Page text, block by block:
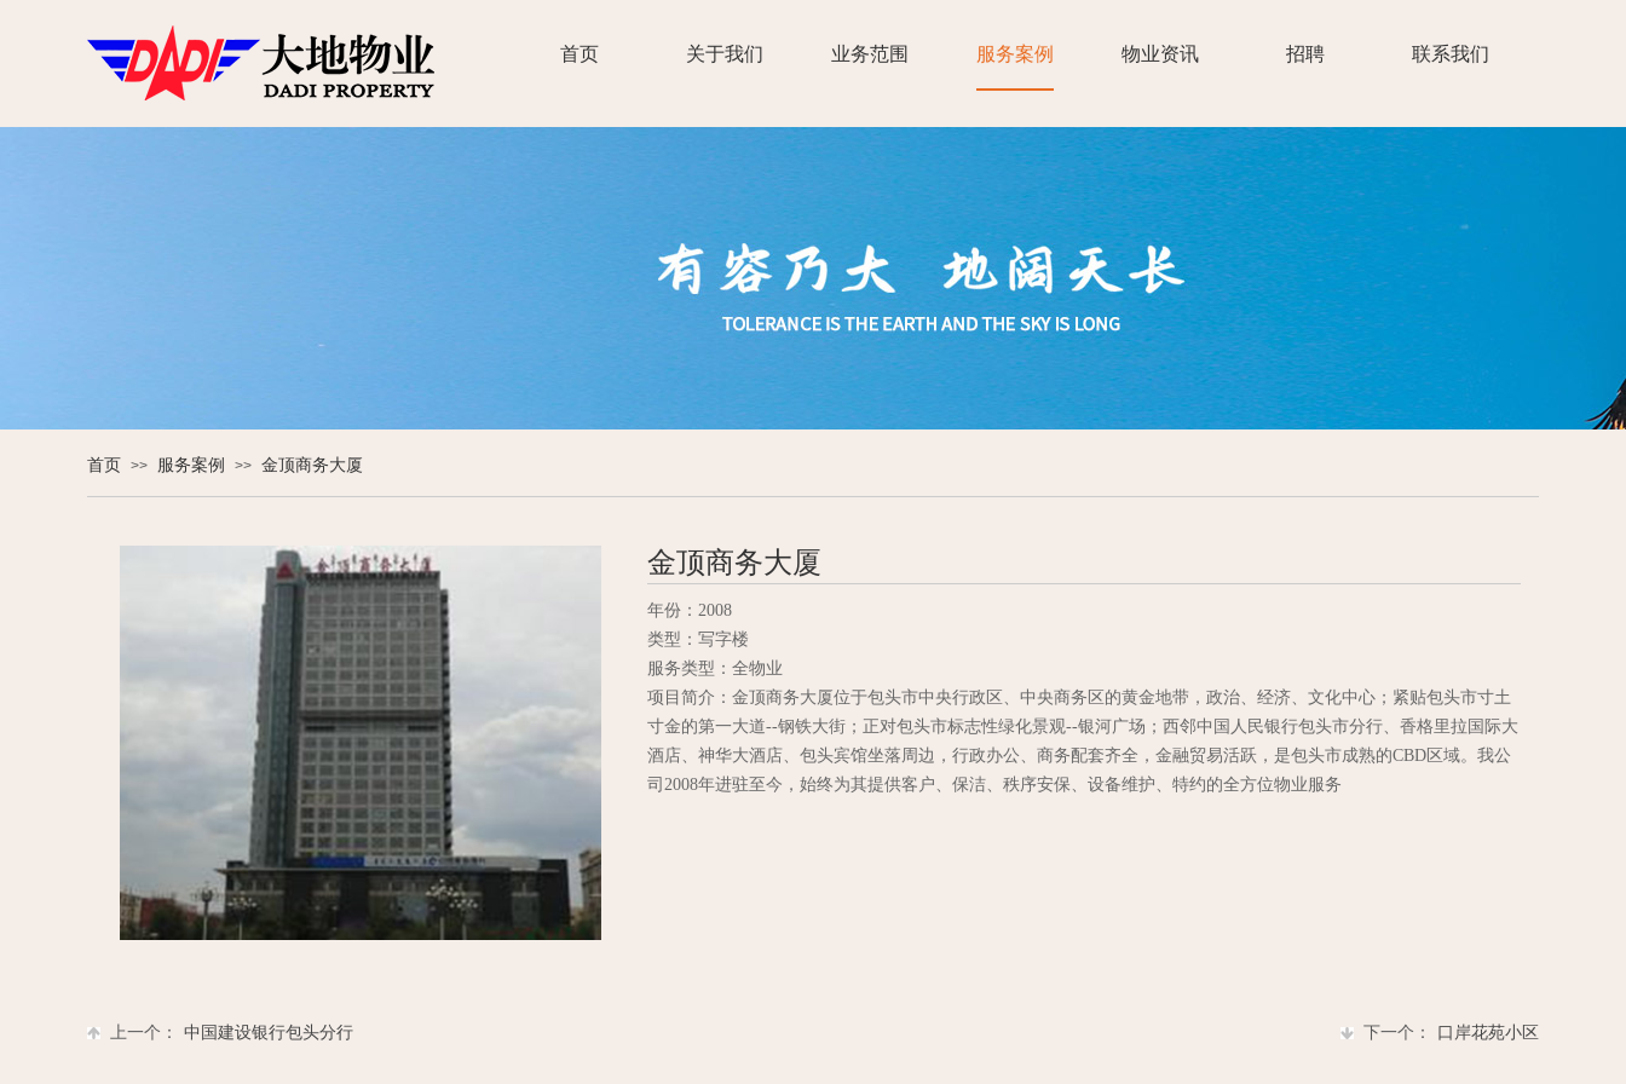
首页 关于我们 业务范围 服务案例 物业资讯 招聘 联系我们
首页 >> 服务案例 >> 金顶商务大厦
金顶商务大厦
年份：2008
类型：写字楼
服务类型：全物业
项目简介：金顶商务大厦位于包头市中央行政区、中央商务区的黄金地带，政治、经济、文化中心；紧贴包头市寸土
寸金的第一大道--钢铁大街；正对包头市标志性绿化景观--银河广场；西邻中国人民银行包头市分行、香格里拉国际大
酒店、神华大酒店、包头宾馆坐落周边，行政办公、商务配套齐全，金融贸易活跃，是包头市成熟的CBD区域。我公
司2008年进驻至今，始终为其提供客户、保洁、秩序安保、设备维护、特约的全方位物业服务
上一个： 中国建设银行包头分行 下一个： 口岸花苑小区